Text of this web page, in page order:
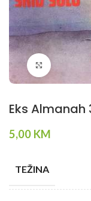
Klikni da
Eks Almanah
5,00 KM
TEŽINA